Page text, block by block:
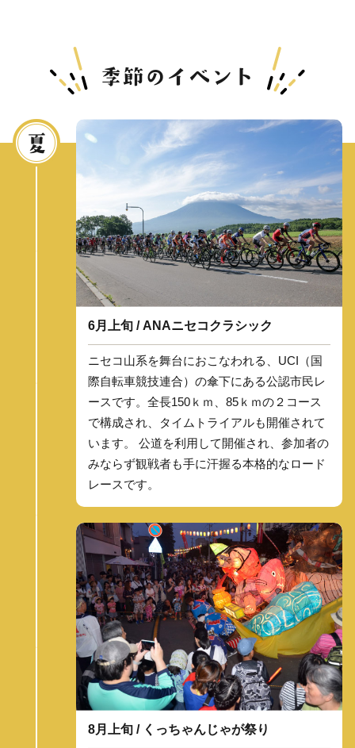
6月上旬 / ANAニセコクラシック
ニセコ山系を舞台におこなわれる、UCI（国
際自転車競技連合）の傘下にある公認市民レ
ースです。全長150ｋｍ、85ｋｍの２コース
で構成され、タイムトライアルも開催されて
います。 公道を利用して開催され、参加者の
みならず観戦者も手に汗握る本格的なロード
レースです。
8月上旬 / くっちゃんじゃが祭り